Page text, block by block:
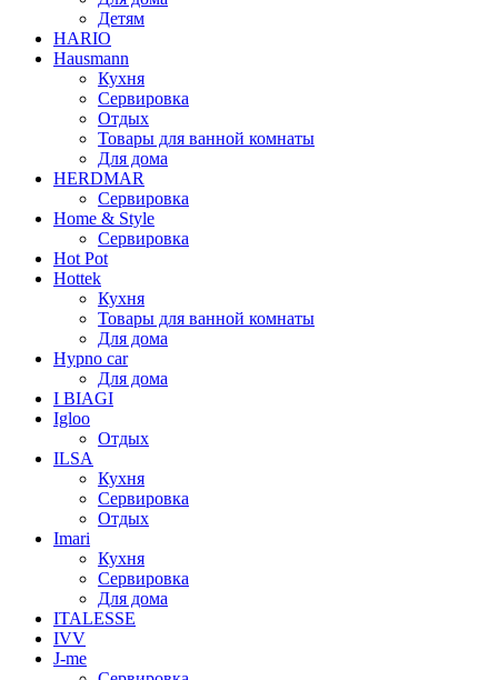
Детям
HARIO
Hausmann
Кухня
Сервировка
Отдых
Товары для ванной комнаты
Для дома
HERDMAR
Сервировка
Home & Style
Сервировка
Hot Pot
Hottek
Кухня
Товары для ванной комнаты
Для дома
Hypno car
Для дома
I BIAGI
Igloo
Отдых
ILSA
Кухня
Сервировка
Отдых
Imari
Кухня
Сервировка
Для дома
ITALESSE
IVV
J-me